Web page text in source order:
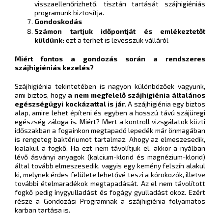
visszaellenőrizhető, tisztán tartását szájhigiéniás
programunk biztosítja.
Gondoskodás
Számon tartjuk időpontját és emlékeztetőt
küldünk:ezt a terhet is levesszük válláról
Miért fontos a gondozás során a rendszeres
szájhigiéniás kezelés?
Szájhigiénia tekintetében is nagyon különbözőek vagyunk,
ami biztos, hogy a nem megfelelő szájhigiénia általános
egészségügyi kockázattal is jár. A szájhigiénia egy biztos
alap, amire lehet építeni és egyben a hosszú távú szájüregi
egészség záloga is. Miért? Mert a kontroll vizsgálatok közti
időszakban a fogainkon megtapadó lepedék már önmagában
is rengeteg baktériumot tartalmaz. Ahogy az elmeszesedik,
kialakul a fogkő.Ha ezt nem távolítjuk el, akkor a nyálban
lévő ásványi anyagok (kalcium-klorid és magnézium-klorid)
által tovább elmeszesedik, vagyis egy kemény felszín alakul
ki, melynek érdes felülete lehetővé teszi a kórokozók, illetve
további ételmaradékok megtapadását. Az el nem távolított
fogkő pedig ínygyulladást és fogágy gyulladást okoz. Ezért
része a Gondozási Programnak a szájhigiénia folyamatos
karban tartása is.